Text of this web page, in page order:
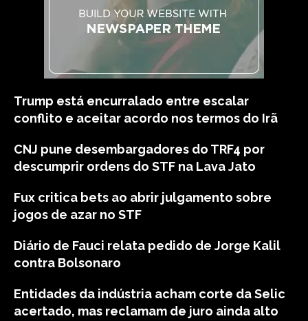
Trump está encurralado entre escalar
conflito e aceitar acordo nos termos do Irã
CNJ pune desembargadores do TRF4 por
descumprir ordens do STF na Lava Jato
Fux critica bets ao abrir julgamento sobre
jogos de azar no STF
Diário de Fauci relata pedido de Jorge Kalil
contra Bolsonaro
Entidades da indústria acham corte da Selic
acertado, mas reclamam de juro ainda alto